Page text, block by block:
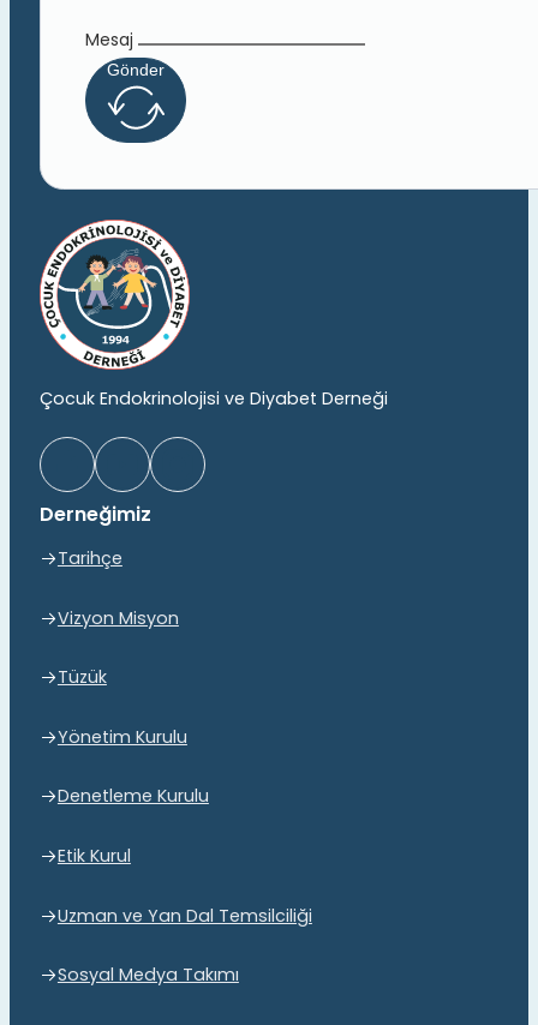
Mesaj
Gönder
Çocuk Endokrinolojisi ve Diyabet Derneği
Derneğimiz
Tarihçe
Vizyon Misyon
Tüzük
Yönetim Kurulu
Denetleme Kurulu
Etik Kurul
Uzman ve Yan Dal Temsilciliği
Sosyal Medya Takımı